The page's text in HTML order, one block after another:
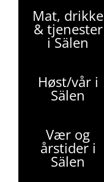
Mat, drikke
& tjenester
i Sälen
Høst/vår i
Sälen
Vær og
årstider i
Sälen